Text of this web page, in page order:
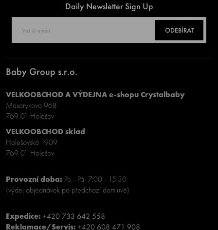
Daily Newsletter Sign Up
ODEBÍRAT
Baby Group s.r.o.
VELKOOBCHOD A VÝDEJNA e-shopu Crystalbaby
Masarykova 968
769 01 Holešov
VELKOOBCHOD sklad
Holešovská 1909
769 01 Holešov
Provozní doba: Po - Pá, 7:00 - 15:30
(výdej objednávek po předchozí domluvě)
Expedice: +420 733 642 558
Reklamace/Servis: +420 608 471 908